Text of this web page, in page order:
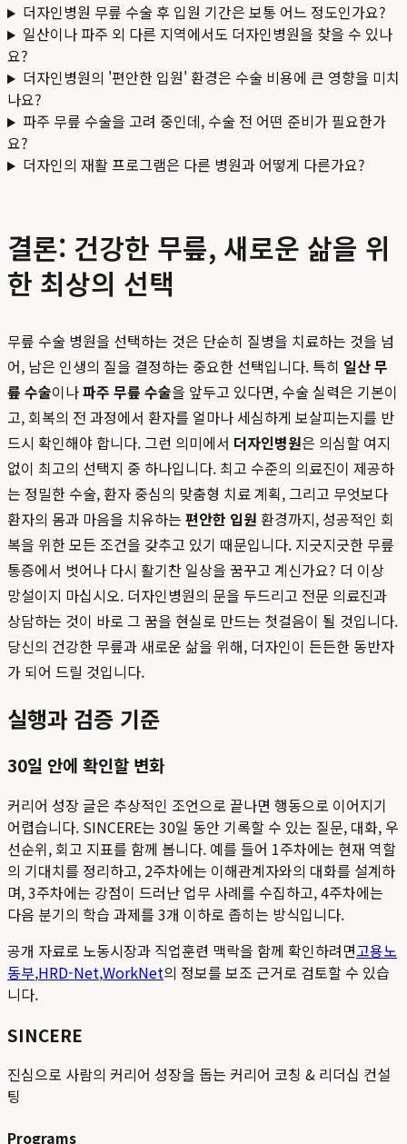
더자인병원 무릎 수술 후 입원 기간은 보통 어느 정도인가요?
일산이나 파주 외 다른 지역에서도 더자인병원을 찾을 수 있나
요?
더자인병원의 '편안한 입원' 환경은 수술 비용에 큰 영향을 미치
나요?
파주 무릎 수술을 고려 중인데, 수술 전 어떤 준비가 필요한가
요?
더자인의 재활 프로그램은 다른 병원과 어떻게 다른가요?
결론: 건강한 무릎, 새로운 삶을 위
한 최상의 선택
무릎 수술 병원을 선택하는 것은 단순히 질병을 치료하는 것을 넘
어, 남은 인생의 질을 결정하는 중요한 선택입니다. 특히 일산 무
릎 수술이나파주 무릎 수술을 앞두고 있다면, 수술 실력은 기본이
고, 회복의 전 과정에서 환자를 얼마나 세심하게 보살피는지를 반
드시 확인해야 합니다. 그런 의미에서 더자인병원은 의심할 여지
없이 최고의 선택지 중 하나입니다. 최고 수준의 의료진이 제공하
는 정밀한 수술, 환자 중심의 맞춤형 치료 계획, 그리고 무엇보다
환자의 몸과 마음을 치유하는 편안한 입원 환경까지, 성공적인 회
복을 위한 모든 조건을 갖추고 있기 때문입니다. 지긋지긋한 무릎
통증에서 벗어나 다시 활기찬 일상을 꿈꾸고 계신가요? 더 이상
망설이지 마십시오. 더자인병원의 문을 두드리고 전문 의료진과
상담하는 것이 바로 그 꿈을 현실로 만드는 첫걸음이 될 것입니다.
당신의 건강한 무릎과 새로운 삶을 위해, 더자인이 든든한 동반자
가 되어 드릴 것입니다.
실행과 검증 기준
30일 안에 확인할 변화
커리어 성장 글은 추상적인 조언으로 끝나면 행동으로 이어지기
어렵습니다. SINCERE는 30일 동안 기록할 수 있는 질문, 대화, 우
선순위, 회고 지표를 함께 봅니다. 예를 들어 1주차에는 현재 역할
의 기대치를 정리하고, 2주차에는 이해관계자와의 대화를 설계하
며, 3주차에는 강점이 드러난 업무 사례를 수집하고, 4주차에는
다음 분기의 학습 과제를 3개 이하로 좁히는 방식입니다.
공개 자료로 노동시장과 직업훈련 맥락을 함께 확인하려면고용노
동부,HRD-Net,WorkNet의 정보를 보조 근거로 검토할 수 있습
니다.
SINCERE
진심으로 사람의 커리어 성장을 돕는 커리어 코칭 & 리더십 컨설
팅
Programs